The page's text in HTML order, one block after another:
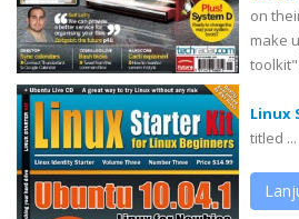
on
make
toolkit".
Linux
titled ...